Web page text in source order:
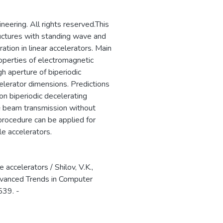
умения учиться;
и студентов в
способностей и
и
являются:
и специалитета;
к
институтах (САЕ и
высокого
НИЯУ МИФИ за счет
образования;
All rights reserved.This
with standing wave and
in linear accelerators. Main
of electromagnetic
aperture of biperiodic
dimensions. Predictions
biperiodic decelerating
transmission without
can be applied for
accelerators.
/ Shilov, V.K.,
Trends in Computer
-